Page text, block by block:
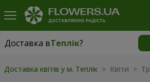
Доставка вТеплік?
Доставка вТеплік|
Доставка квітів у м. Теплік > Квіти >